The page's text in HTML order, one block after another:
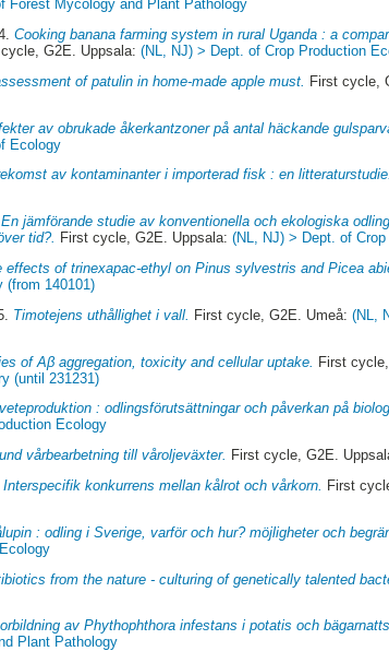
Forest Mycology and Plant Pathology
Cooking banana farming system in rural Uganda : a
cycle, G2E. Uppsala:(NL, NJ) > Dept. of Crop Production
of patulin in home-made apple must. First cycle,
av obrukade åkerkantzoner på antal häckande
Ecology
av kontaminanter i importerad fisk : en litteraturstudie.
En jämförande studie av konventionella och ekologiska
tid?. First cycle, G2E. Uppsala:(NL, NJ) > Dept. of
effects of trinexapac-ethyl on Pinus sylvestris and Picea
(from 140101)
Timotejens uthållighet i vall. First cycle, G2E. Umeå:(NL,
of Aβ aggregation, toxicity and cellular uptake. First
(until 231231)
: odlingsförutsättningar och påverkan på
Ecology
vårbearbetning till våroljeväxter. First cycle, G2E.
Interspecifik konkurrens mellan kålrot och vårkorn. First
: odling i Sverige, varför och hur? möjligheter och
from the nature - culturing of genetically talented
av Phythophthora infestans i potatis och
Plant Pathology